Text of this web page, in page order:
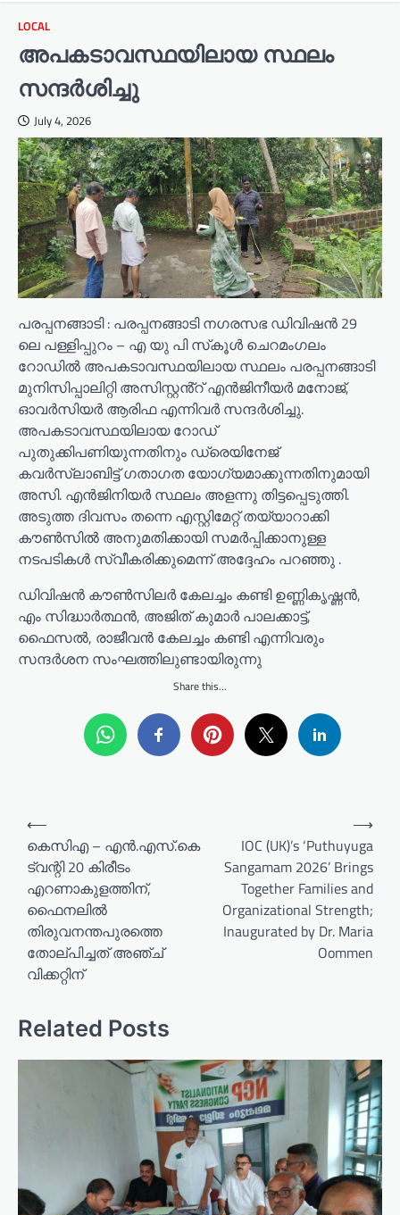
LOCAL
അപകടാവസ്ഥയിലായ സ്ഥലം
സന്ദർശിച്ചു
July 4, 2026
പരപ്പനങ്ങാടി : പരപ്പനങ്ങാടി നഗരസഭ ഡിവിഷൻ 29
ലെ പള്ളിപ്പുറം – എ യു പി സ്‌കൂൾ ചെറമംഗലം
റോഡിൽ അപകടാവസ്ഥയിലായ സ്ഥലം പരപ്പനങ്ങാടി
മുനിസിപ്പാലിറ്റി അസിസ്റ്റൻ്റ് എൻജിനീയർ മനോജ്,
ഓവർസിയർ ആരിഫ എന്നിവർ സന്ദർശിച്ചു.
അപകടാവസ്ഥയിലായ റോഡ്
പുതുക്കിപണിയുന്നതിനും ഡ്രെയിനേജ്
കവർസ്ലാബിട്ട് ഗതാഗത യോഗ്യമാക്കുന്നതിനുമായി
അസി. എൻജിനിയർ സ്ഥലം അളന്നു തിട്ടപ്പെടുത്തി.
അടുത്ത ദിവസം തന്നെ എസ്റ്റിമേറ്റ് തയ്യാറാക്കി
കൗൺസിൽ അനുമതിക്കായി സമർപ്പിക്കാനുള്ള
നടപടികൾ സ്വീകരിക്കുമെന്ന് അദ്ദേഹം പറഞ്ഞു .
ഡിവിഷൻ കൗൺസിലർ കേലച്ചം കണ്ടി ഉണ്ണികൃഷ്ണൻ,
എം സിദ്ധാർത്ഥൻ, അജിത് കുമാർ പാലക്കാട്ട്,
ഫൈസൽ, രാജീവൻ കേലച്ചം കണ്ടി എന്നിവരും
സന്ദർശന സംഘത്തിലുണ്ടായിരുന്നു
Share this...
g
a
⟵
കെസിഎ – എൻ.എസ്.കെ
ട്വന്റി 20 കിരീടം
എറണാകുളത്തിന്,
ഫൈനലിൽ
തിരുവനന്തപുരത്തെ
തോല്പിച്ചത് അഞ്ച്
വിക്കറ്റിന്
IOC (UK)’s ‘Puthuyuga
Sangamam 2026’ Brings
Together Families and
Organizational Strength;
Inaugurated by Dr. Maria
Oommen
⟶
Related Posts